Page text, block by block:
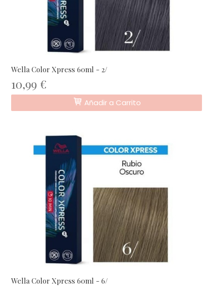
Wella Color Xpress 60ml - 2/
10,99 €
Añadir a Carrito
Wella Color Xpress 60ml - 6/